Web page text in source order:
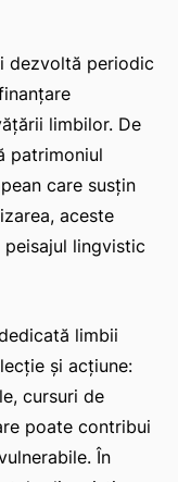
dezvoltă periodic
limbilor. De
patrimoniul
care susțin
aceste
lingvistic
limbii
și acțiune:
cursuri de
poate contribui
În